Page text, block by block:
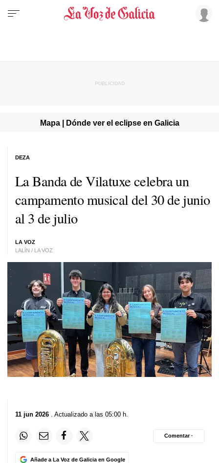
Mapa | Dónde ver el eclipse en Galicia
La Banda de Vilatuxe celebra un
campamento musical del 30 de junio
al 3 de julio
LA VOZ
LALÍN / LA VOZ
DEZA
11 jun 2026 . Actualizado a las 05:00 h.
Añade a La Voz de Galicia en Google
Comentar ·